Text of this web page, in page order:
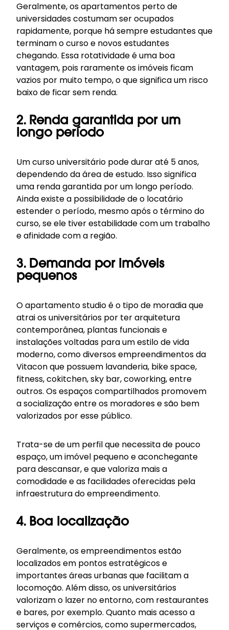
Geralmente, os apartamentos perto de
universidades costumam ser ocupados
rapidamente, porque há sempre estudantes que
terminam o curso e novos estudantes
chegando. Essa rotatividade é uma boa
vantagem, pois raramente os imóveis ficam
vazios por muito tempo, o que significa um risco
baixo de ficar sem renda.
2. Renda garantida por um
longo período
Um curso universitário pode durar até 5 anos,
dependendo da área de estudo. Isso significa
uma renda garantida por um longo período.
Ainda existe a possibilidade de o locatário
estender o período, mesmo após o término do
curso, se ele tiver estabilidade com um trabalho
e afinidade com a região.
3. Demanda por imóveis
pequenos
Oapartamento studioé o tipo de moradia que
atrai os universitários por ter arquitetura
contemporânea, plantas funcionais e
instalações voltadas para um estilo de vida
moderno, como diversos empreendimentos da
Vitacon que possuem lavanderia, bike space,
fitness, cokitchen, sky bar, coworking, entre
outros. Os espaços compartilhados promovem
a socialização entre os moradores e são bem
valorizados por esse público.
Trata-se de um perfil que necessita de pouco
espaço, um imóvel pequeno e aconchegante
para descansar, e que valoriza mais a
comodidade e as facilidades oferecidas pela
infraestrutura do empreendimento.
4. Boa localização
Geralmente, os empreendimentos estão
localizados em pontos estratégicos e
importantes áreas urbanas que facilitam a
locomoção. Além disso, os universitários
valorizam o lazer no entorno, com restaurantes
e bares, por exemplo. Quanto mais acesso a
serviços e comércios, como supermercados,